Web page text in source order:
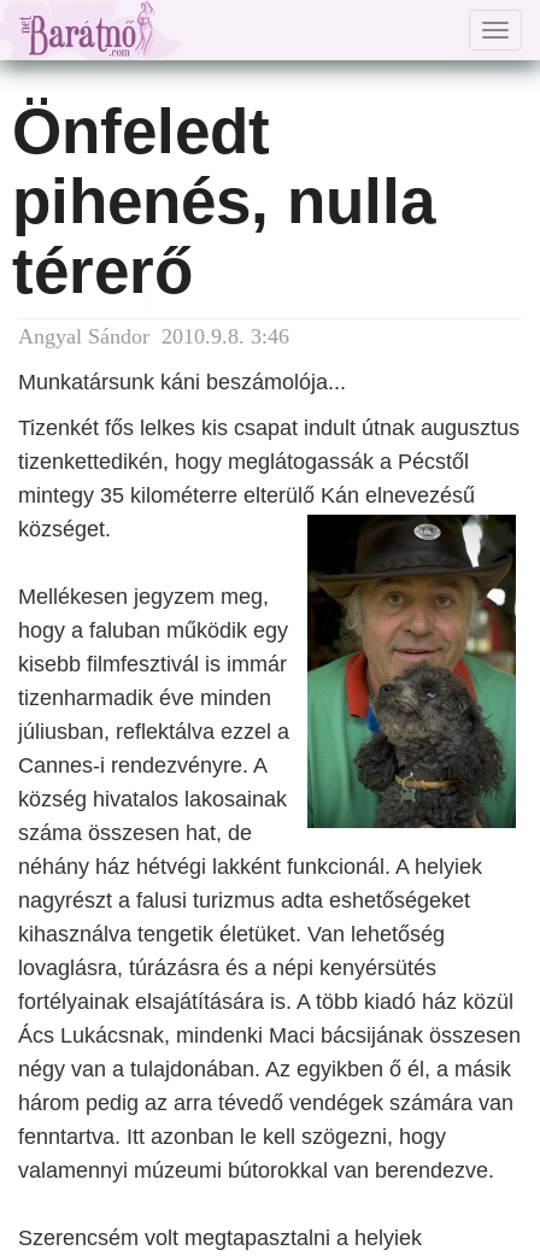
Önfeledt
pihenés, nulla
térerő
Angyal Sándor 2010.9.8. 3:46
Munkatársunk káni beszámolója...
Tizenkét fős lelkes kis csapat indult útnak augusztus
tizenkettedikén, hogy meglátogassák a Pécstől
mintegy 35 kilométerre elterülő Kán elnevezésű
községet.
Mellékesen jegyzem meg,
hogy a faluban működik egy
kisebb filmfesztivál is immár
tizenharmadik éve minden
júliusban, reflektálva ezzel a
Cannes-i rendezvényre. A
község hivatalos lakosainak
száma összesen hat, de
néhány ház hétvégi lakként funkcionál. A helyiek
nagyrészt a falusi turizmus adta eshetőségeket
kihasználva tengetik életüket. Van lehetőség
lovaglásra, túrázásra és a népi kenyérsütés
fortélyainak elsajátítására is. A több kiadó ház közül
Ács Lukácsnak, mindenki Maci bácsijának összesen
négy van a tulajdonában. Az egyikben ő él, a másik
három pedig az arra tévedő vendégek számára van
fenntartva. Itt azonban le kell szögezni, hogy
valamennyi múzeumi bútorokkal van berendezve.
Szerencsém volt megtapasztalni a helyiek